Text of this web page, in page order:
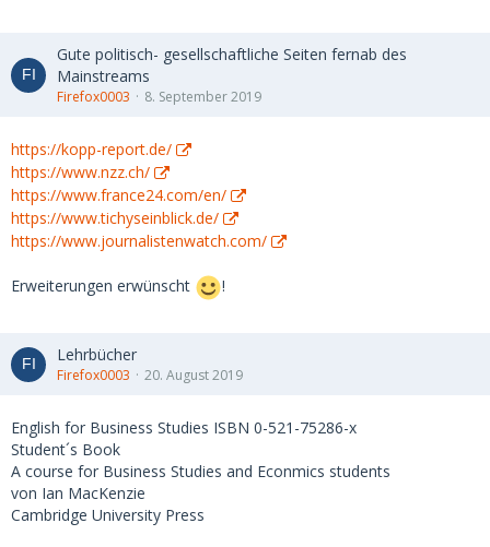
Gute politisch- gesellschaftliche Seiten fernab des
Mainstreams
Firefox0003 8. September 2019
https://kopp-report.de/
https://www.nzz.ch/
https://www.france24.com/en/
https://www.tichyseinblick.de/
https://www.journalistenwatch.com/
Erweiterungen erwünscht !
Lehrbücher
Firefox0003 20. August 2019
English for Business Studies ISBN 0-521-75286-x
Student´s Book
A course for Business Studies and Econmics students
von Ian MacKenzie
Cambridge University Press